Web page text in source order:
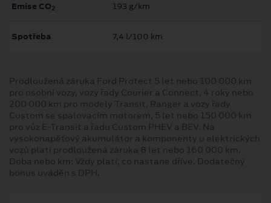
Emise CO2 193 g/km
Spotřeba 7,4 l/100 km
Prodloužená záruka Ford Protect 5 let nebo 100 000 km
pro osobní vozy, vozy řady Courier a Connect, 4 roky nebo
200 000 km pro modely Transit, Ranger a vozy řady
Custom se spalovacím motorem, 5 let nebo 150 000 km
pro vůz E-Transit a řadu Custom PHEV a BEV. Na
vysokonapěťový akumulátor a komponenty u elektrických
vozů platí prodloužená záruka 8 let nebo 160 000 km.
Doba nebo km: Vždy platí, co nastane dříve. Dodatečný
bonus uváděn s DPH.